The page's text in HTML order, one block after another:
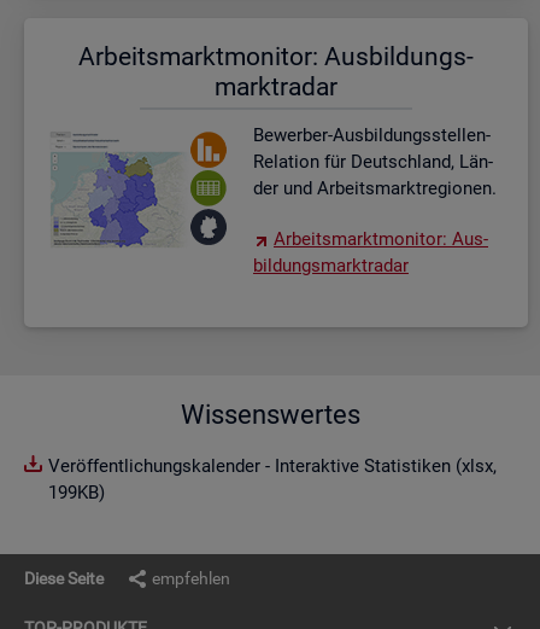
Ar­beits­markt­mo­ni­tor: Aus­bil­dungs­
markt­ra­dar
Be­wer­ber-Aus­bil­dungs­stel­len-
Re­la­ti­on für Deutsch­land, Län­
der und Ar­beits­markt­re­gio­nen.
Ar­beits­markt­mo­ni­tor: Aus­
bil­dungs­markt­ra­dar
Wissenswertes
Veröffentlichungskalender - Interaktive Statistiken (xlsx,
199KB)
Diese Seite empfehlen